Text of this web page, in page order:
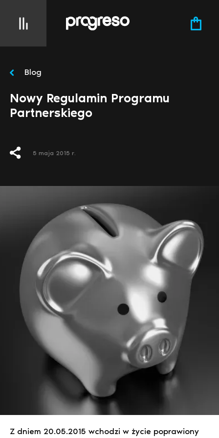
Blog
Nowy Regulamin Programu
Partnerskiego
5 maja 2015 r.
Z dniem 20.05.2015 wchodzi w życie poprawiony